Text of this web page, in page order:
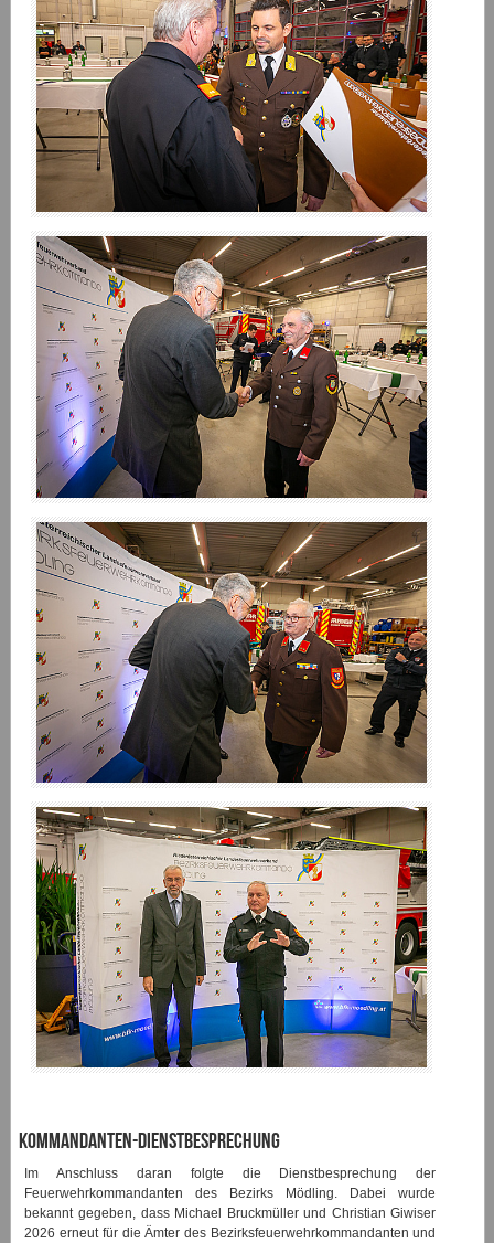
Kommandanten-Dienstbesprechung
Im Anschluss daran folgte die Dienstbesprechung der
Feuerwehrkommandanten des Bezirks Mödling. Dabei wurde
bekannt gegeben, dass Michael Bruckmüller und Christian Giwiser
2026 erneut für die Ämter des Bezirksfeuerwehrkommandanten und